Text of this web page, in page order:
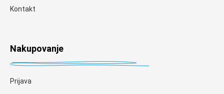
Kontakt
Nakupovanje
Prijava